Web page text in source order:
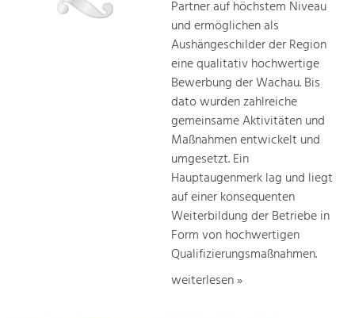
Partner auf höchstem Niveau
und ermöglichen als
Aushängeschilder der Region
eine qualitativ hochwertige
Bewerbung der Wachau. Bis
dato wurden zahlreiche
gemeinsame Aktivitäten und
Maßnahmen entwickelt und
umgesetzt. Ein
Hauptaugenmerk lag und liegt
auf einer konsequenten
Weiterbildung der Betriebe in
Form von hochwertigen
Qualifizierungsmaßnahmen.
weiterlesen »